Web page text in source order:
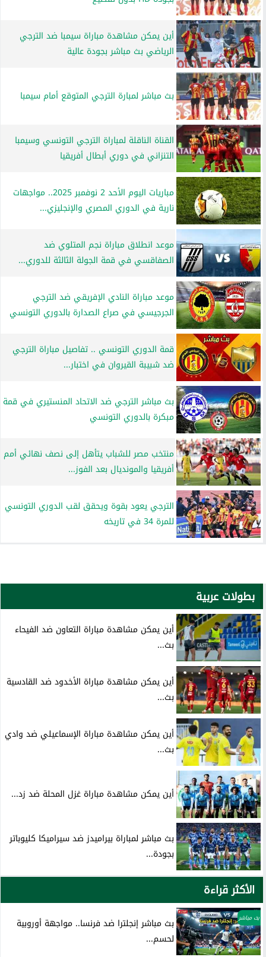
أين يمكن مشاهدة مباراة سيمبا ضد الترجي
الرياضي بث مباشر بجودة عالية
بث مباشر لمبارة الترجي المتوقع أمام سيمبا
القناة الناقلة لمباراة الترجي التونسي وسيمبا
التنزاني في دوري أبطال أفريقيا
مباريات اليوم الأحد 2 نوفمبر 2025.. مواجهات
نارية في الدوري المصري والإنجليزي...
موعد انطلاق مباراة نجم المتلوي ضد
الصفاقسي في قمة الجولة الثالثة للدوري...
موعد مباراة النادي الإفريقي ضد الترجي
الجرجيسي في صراع الصدارة بالدوري التونسي
قمة الدوري التونسي .. تفاصيل مباراة الترجي
ضد شبيبة القيروان في اختبار...
بث مباشر الترجي ضد الاتحاد المنستيري في قمة
مبكرة بالدوري التونسي
منتخب مصر للشباب يتأهل إلى نصف نهائي أمم
أفريقيا والمونديال بعد الفوز...
الترجي يعود بقوة ويحقق لقب الدوري التونسي
للمرة 34 في تاريخه
بطولات عربية
أين يمكن مشاهدة مباراة التعاون ضد الفيحاء
بث...
أين يمكن مشاهدة مباراة الأخدود ضد القادسية
بث...
أين يمكن مشاهدة مباراة الإسماعيلي ضد وادي
بث...
أين يمكن مشاهدة مباراة غزل المحلة ضد زد...
بث مباشر لمباراة بيراميدز ضد سيراميكا كليوباتر
بجودة...
الأكثر قراءة
بث مباشر
بث مباشر إنجلترا ضد فرنسا.. مواجهة أوروبية
لحسم...